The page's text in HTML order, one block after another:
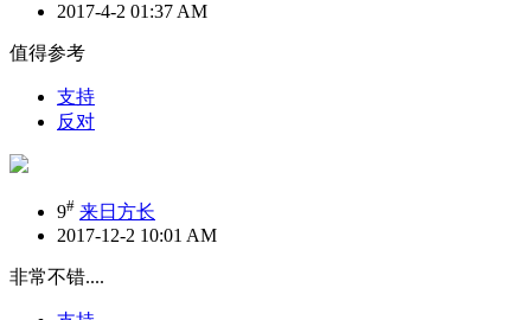
2017-4-2 01:37 AM
值得参考
支持
反对
9# 来日方长
2017-12-2 10:01 AM
非常不错....